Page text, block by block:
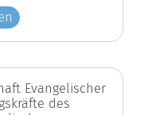
Evangelischer
des